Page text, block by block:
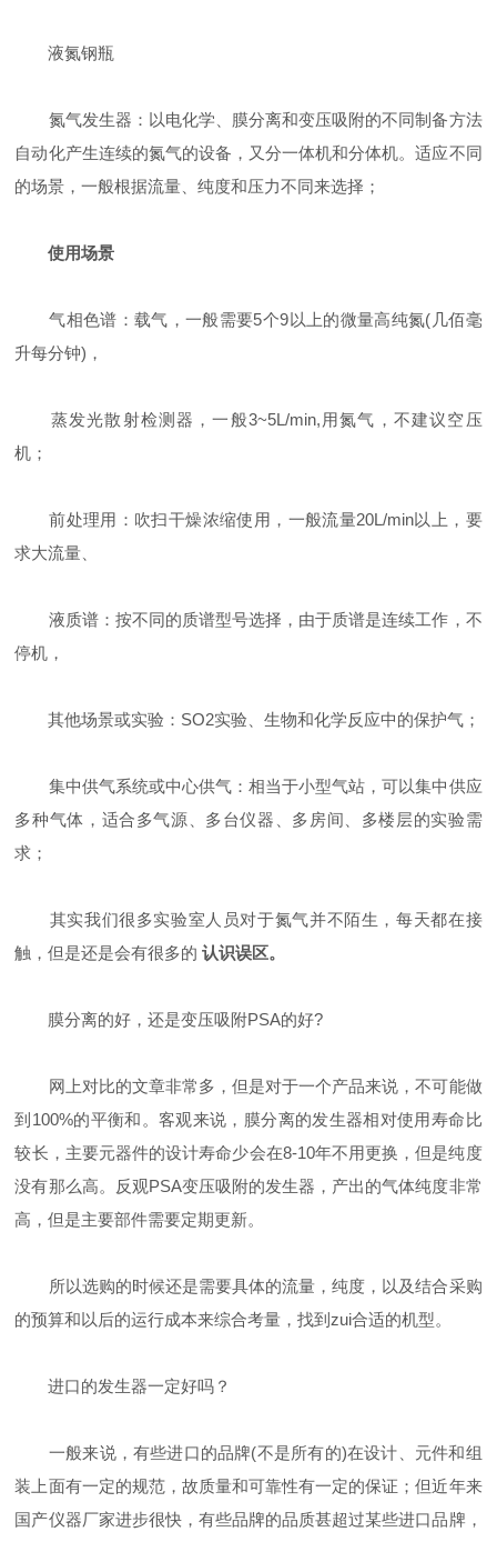
液氮钢瓶
氮气发生器：以电化学、膜分离和变压吸附的不同制备方法
自动化产生连续的氮气的设备，又分一体机和分体机。适应不同
的场景，一般根据流量、纯度和压力不同来选择；
使用场景
气相色谱：载气，一般需要5个9以上的微量高纯氮(几佰毫
升每分钟)，
蒸发光散射检测器，一般3~5L/min,用氮气，不建议空压
机；
前处理用：吹扫干燥浓缩使用，一般流量20L/min以上，要
求大流量、
液质谱：按不同的质谱型号选择，由于质谱是连续工作，不
停机，
其他场景或实验：SO2实验、生物和化学反应中的保护气；
集中供气系统或中心供气：相当于小型气站，可以集中供应
多种气体，适合多气源、多台仪器、多房间、多楼层的实验需
求；
其实我们很多实验室人员对于氮气并不陌生，每天都在接
触，但是还是会有很多的认识误区。
膜分离的好，还是变压吸附PSA的好?
网上对比的文章非常多，但是对于一个产品来说，不可能做
到100%的平衡和。客观来说，膜分离的发生器相对使用寿命比
较长，主要元器件的设计寿命少会在8-10年不用更换，但是纯度
没有那么高。反观PSA变压吸附的发生器，产出的气体纯度非常
高，但是主要部件需要定期更新。
所以选购的时候还是需要具体的流量，纯度，以及结合采购
的预算和以后的运行成本来综合考量，找到zui合适的机型。
进口的发生器一定好吗？
一般来说，有些进口的品牌(不是所有的)在设计、元件和组
装上面有一定的规范，故质量和可靠性有一定的保证；但近年来
国产仪器厂家进步很快，有些品牌的品质甚超过某些进口品牌，